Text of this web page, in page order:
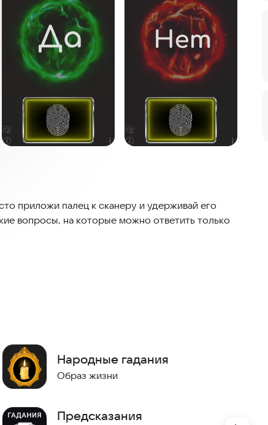
приложи палец к сканеру и удерживай его
вопросы, на которые можно ответить только
способность ответить на любой твой
лучшее решение в твоей конкретной
случайным образом. Всегда принимай
Народные гадания
Образ жизни
Предсказания